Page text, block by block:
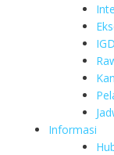
IGD
Informasi